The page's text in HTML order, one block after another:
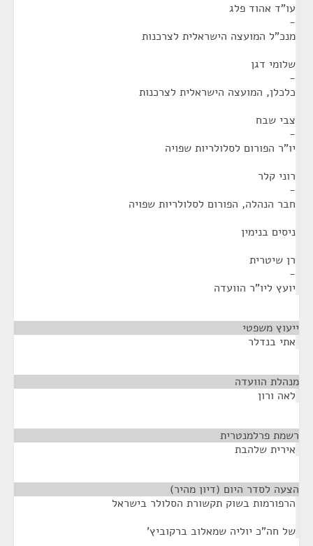
עו"ד אהוד פלג
-
מנכ"ל המועצה הישראלית לצרכנות
שלומי דגן
-
כלכלן, המועצה הישראלית לצרכנות
צבי שבח
-
יו"ר הפורום לסלולריות שפויה
רוני קלר
-
חבר הנהלה, הפורום לסלולריות שפויה
ניסים בנימין
רן שיטרית
-
יועץ ליו"ר הוועדה
ייעוץ משפטי
אתי בנדלר
מנהלת הוועדה
לאה ורון
רשמת פרלמנטרית
אירית שלהבת
הצעה לסדר היום (דיון מהיר)
הרפורמות בשוק תקשורת הסלולר בישראל
של חה"כ יוליה שמאלוב ברקוביץ'